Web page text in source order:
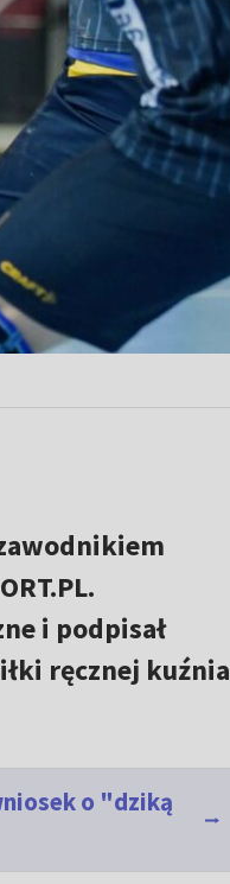
i podpisał
ręcznej kuźnia
o "dziką